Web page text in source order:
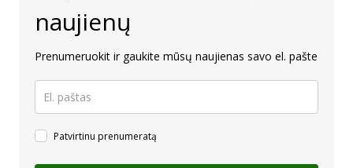
naujienų
Prenumeruokit ir gaukite mūsų naujienas savo el. pašte
Patvirtinu prenumeratą